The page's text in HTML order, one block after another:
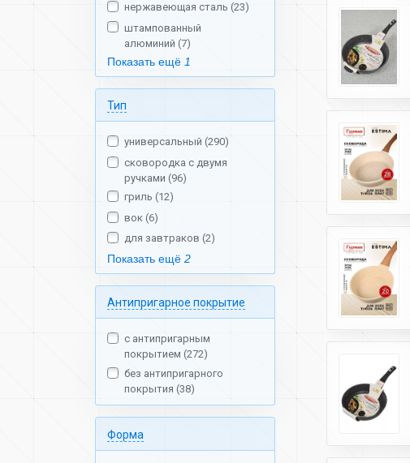
нержавеющая сталь (23)
штампованный
алюминий (7)
Показать ещё 1
Тип
универсальный (290)
сковородка с двумя
ручками (96)
гриль (12)
вок (6)
для завтраков (2)
Показать ещё 2
Антипригарное покрытие
с антипригарным
покрытием (272)
без антипригарного
покрытия (38)
Форма